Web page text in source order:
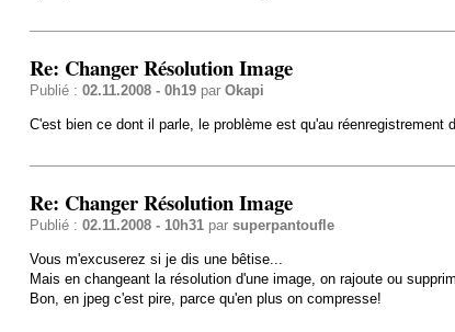
Re: Changer Résolution Image
Publié : 02.11.2008 - 0h19par Okapi
C'est bien ce dont il parle, le problème est qu'au
Re: Changer Résolution Image
Publié : 02.11.2008 - 10h31par superpantoufle
Vous m'excuserez si je dis une bêtise...
Mais en changeant la résolution d'une image, on rajoute ou
Bon, en jpeg c'est pire, parce qu'en plus on compresse!